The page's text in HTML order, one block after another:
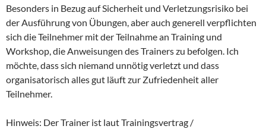
Besonders in Bezug auf Sicherheit und Verletzungsrisiko bei
der Ausführung von Übungen, aber auch generell verpflichten
sich die Teilnehmer mit der Teilnahme an Training und
Workshop, die Anweisungen des Trainers zu befolgen. Ich
möchte, dass sich niemand unnötig verletzt und dass
organisatorisch alles gut läuft zur Zufriedenheit aller
Teilnehmer.
Hinweis: Der Trainer ist laut Trainingsvertrag /